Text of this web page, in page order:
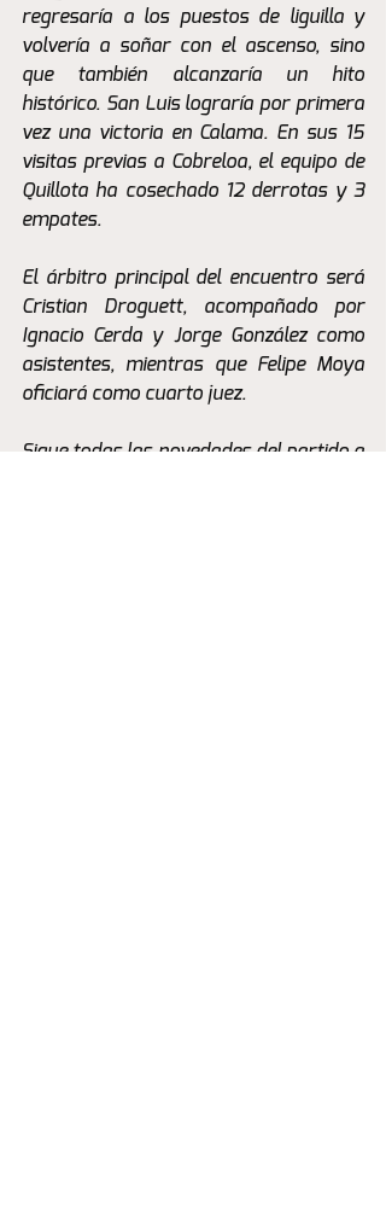
regresaría a los puestos de liguilla y
volvería a soñar con el ascenso, sino
que también alcanzaría un hito
histórico. San Luis lograría por primera
vez una victoria en Calama. En sus 15
visitas previas a Cobreloa, el equipo de
Quillota ha cosechado 12 derrotas y 3
empates.
El árbitro principal del encuentro será
Cristian Droguett, acompañado por
Ignacio Cerda y Jorge González como
asistentes, mientras que Felipe Moya
oficiará como cuarto juez.
Sigue todas las novedades del partido a